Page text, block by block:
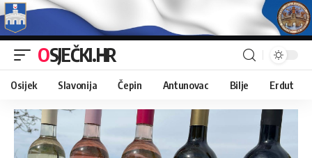
OSJEČKI.HR
Osijek Slavonija Čepin Antunovac Bilje Erdut